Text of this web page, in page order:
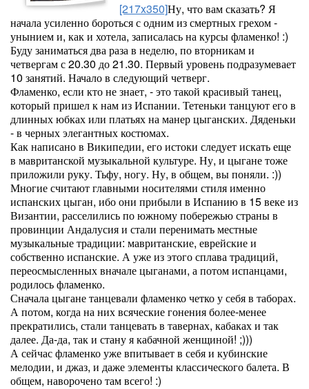
[217x350]Ну, что вам сказать? Я
начала усиленно бороться с одним из смертных грехом -
унынием и, как и хотела, записалась на курсы фламенко! :)
Буду заниматься два раза в неделю, по вторникам и
четвергам с 20.30 до 21.30. Первый уровень подразумевает
10 занятий. Начало в следующий четверг.
Фламенко, если кто не знает, - это такой красивый танец,
который пришел к нам из Испании. Тетеньки танцуют его в
длинных юбках или платьях на манер цыганских. Дяденьки
- в черных элегантных костюмах.
Как написано в Википедии, его истоки следует искать еще
в мавританской музыкальной культуре. Ну, и цыгане тоже
приложили руку. Тьфу, ногу. Ну, в общем, вы поняли. :))
Многие считают главными носителями стиля именно
испанских цыган, ибо они прибыли в Испанию в 15 веке из
Византии, расселились по южному побережью страны в
провинции Андалусия и стали перенимать местные
музыкальные традиции: мавританские, еврейские и
собственно испанские. А уже из этого сплава традиций,
переосмысленных вначале цыганами, а потом испанцами,
родилось фламенко.
Сначала цыгане танцевали фламенко четко у себя в таборах.
А потом, когда на них всяческие гонения более-менее
прекратились, стали танцевать в тавернах, кабаках и так
далее. Да-да, так и стану я кабачной женщиной! ;)))
А сейчас фламенко уже впитывает в себя и кубинские
мелодии, и джаз, и даже элементы классического балета. В
общем, наворочено там всего! :)